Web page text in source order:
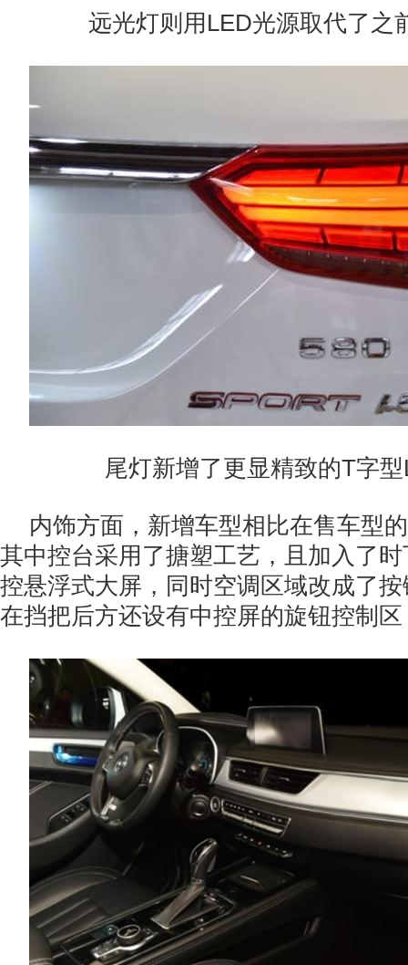
远光灯则用LED光源取代了之
尾灯新增了更显精致的T字
内饰方面，新增车型相比在售车型
其中控台采用了搪塑工艺，且加入了
控悬浮式大屏，同时空调区域改成了
在挡把后方还设有中控屏的旋钮控制